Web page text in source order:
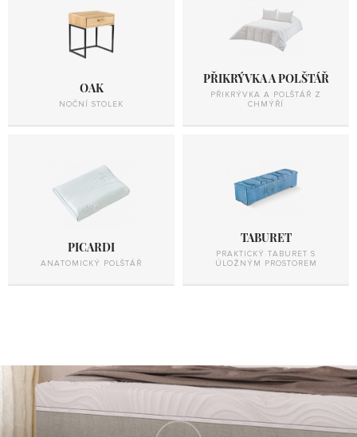
OAK
NOČNÍ STOLEK
PŘIKRÝVKA A POLŠTÁŘ
PŘIKRÝVKA A POLŠTÁŘ Z
CHMÝŘÍ
PICARDI
ANATOMICKÝ POLŠTÁŘ
TABURET
PRAKTICKÝ TABURET S
ÚLOŽNÝM PROSTOREM